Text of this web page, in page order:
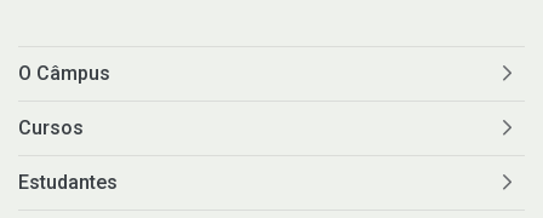
O Câmpus
Cursos
Estudantes